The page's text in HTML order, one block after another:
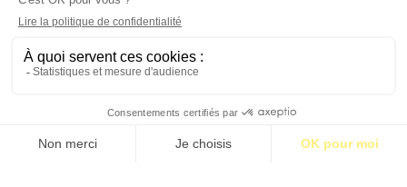
Contact Qui sommes-nous ?
2026 © BASTILLE MEDIA |Mentions légales |Politique de confidentialité
S’abonner pour 1€ S’abonner